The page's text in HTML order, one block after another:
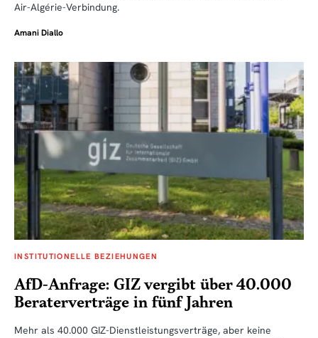
Air-Algérie-Verbindung.
Amani Diallo
INSTITUTIONELLE BEZIEHUNGEN
AfD-Anfrage: GIZ vergibt über 40.000
Beraterverträge in fünf Jahren
Mehr als 40.000 GIZ-Dienstleistungsverträge, aber keine